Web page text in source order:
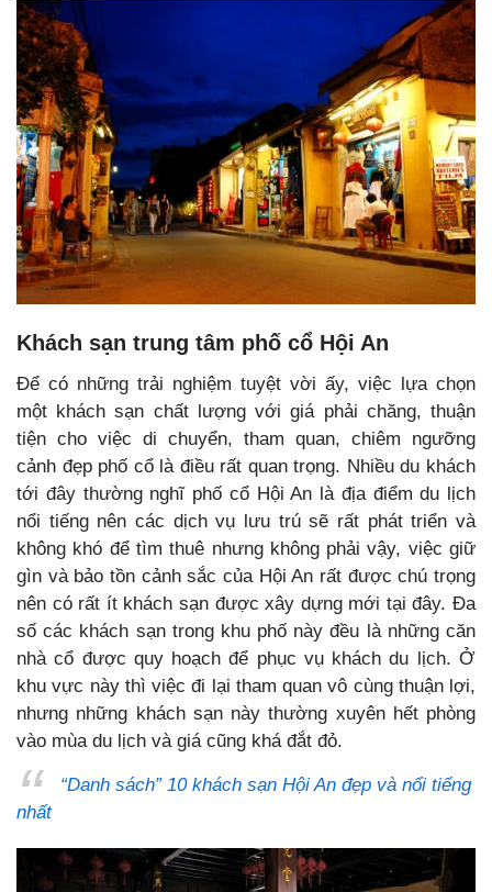
Khách sạn trung tâm phố cổ Hội An
Để có những trải nghiệm tuyệt vời ấy, việc lựa chọn
một khách sạn chất lượng với giá phải chăng, thuận
tiện cho việc di chuyển, tham quan, chiêm ngưỡng
cảnh đẹp phố cổ là điều rất quan trọng. Nhiều du khách
tới đây thường nghĩ phố cổ Hội An là địa điểm du lịch
nổi tiếng nên các dịch vụ lưu trú sẽ rất phát triển và
không khó để tìm thuê nhưng không phải vậy, việc giữ
gìn và bảo tồn cảnh sắc của Hội An rất được chú trọng
nên có rất ít khách sạn được xây dựng mới tại đây. Đa
số các khách sạn trong khu phố này đều là những căn
nhà cổ được quy hoạch để phục vụ khách du lịch. Ở
khu vực này thì việc đi lại tham quan vô cùng thuận lợi,
nhưng những khách sạn này thường xuyên hết phòng
vào mùa du lịch và giá cũng khá đắt đỏ.
“Danh sách” 10 khách sạn Hội An đẹp và nổi tiếng
nhất